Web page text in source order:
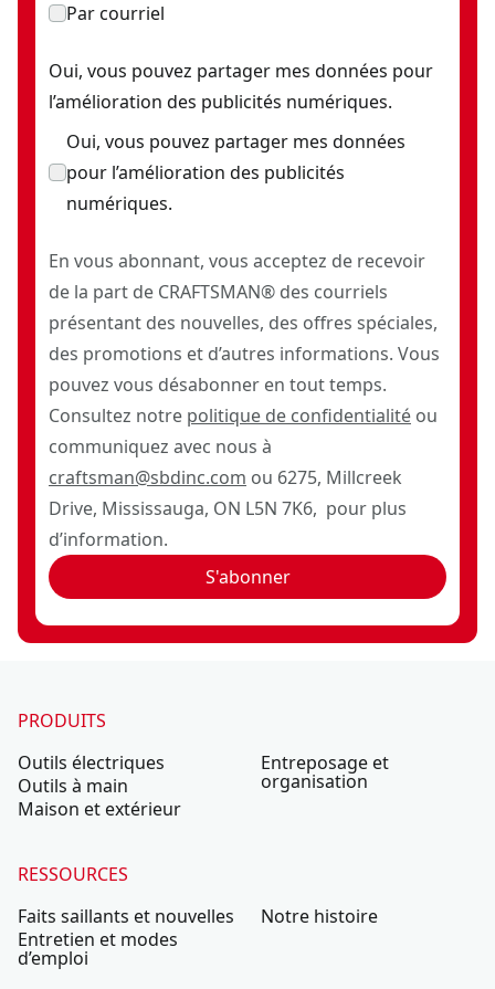
Par courriel
Oui, vous pouvez partager mes données pour
l’amélioration des publicités numériques.
Oui, vous pouvez partager mes données
pour l’amélioration des publicités
numériques.
En vous abonnant, vous acceptez de recevoir
de la part de CRAFTSMAN® des courriels
présentant des nouvelles, des offres spéciales,
des promotions et d’autres informations. Vous
pouvez vous désabonner en tout temps.
Consultez notre politique de confidentialité ou
communiquez avec nous à
craftsman@sbdinc.com ou 6275, Millcreek
Drive, Mississauga, ON L5N 7K6, pour plus
d’information.
S'abonner
PRODUITS
Outils électriques
Outils à main
Maison et extérieur
Entreposage et
organisation
RESSOURCES
Faits saillants et nouvelles
Entretien et modes
d’emploi
Notre histoire